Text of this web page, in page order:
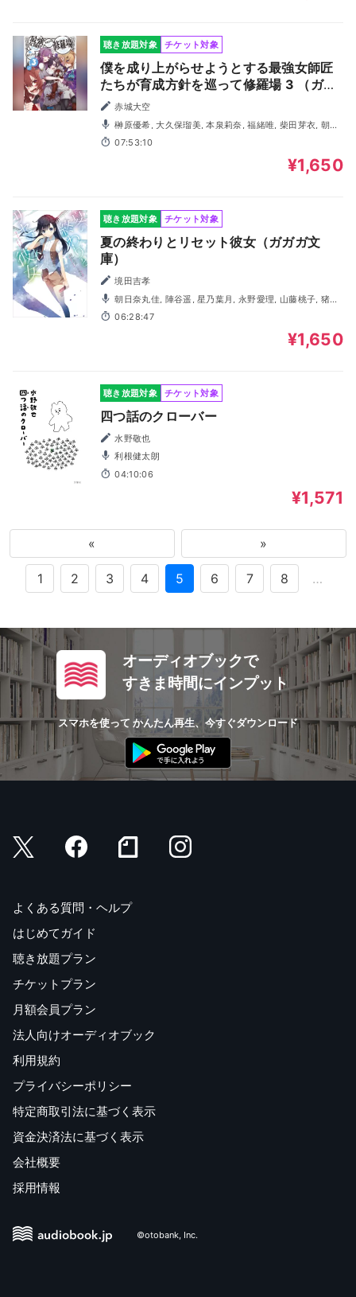
聴き放題対象 チケット対象
僕を成り上がらせようとする最強女師匠
たちが育成方針を巡って修羅場 3 （ガガ
ガ文庫）
赤城大空
榊原優希, 大久保瑠美, 本泉莉奈, 福緒唯, 柴田芽衣, 朝日
奈丸佳, 厚木那奈美, 関山美沙紀, 鷲﨑優一郎, 櫻台遼己
07:53:10
¥1,650
聴き放題対象 チケット対象
夏の終わりとリセット彼女（ガガガ文
庫）
境田吉孝
朝日奈丸佳, 陣谷遥, 星乃葉月, 永野愛理, 山藤桃子, 猪股
速十
06:28:47
¥1,650
聴き放題対象 チケット対象
四つ話のクローバー
水野敬也
利根健太朗
04:10:06
¥1,571
« »
1 2 3 4 5 6 7 8 …
オーディオブックで
すきま時間にインプット
スマホを使って かんたん再生、今すぐダウンロード
よくある質問・ヘルプ
はじめてガイド
聴き放題プラン
チケットプラン
月額会員プラン
法人向けオーディオブック
利用規約
プライバシーポリシー
特定商取引法に基づく表示
資金決済法に基づく表示
会社概要
採用情報
©otobank, Inc.